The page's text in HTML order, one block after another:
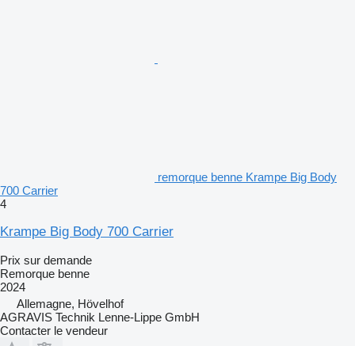
remorque benne Krampe Big Body
700 Carrier
4
Krampe Big Body 700 Carrier
Prix sur demande
Remorque benne
2024
Allemagne, Hövelhof
AGRAVIS Technik Lenne-Lippe GmbH
Contacter le vendeur